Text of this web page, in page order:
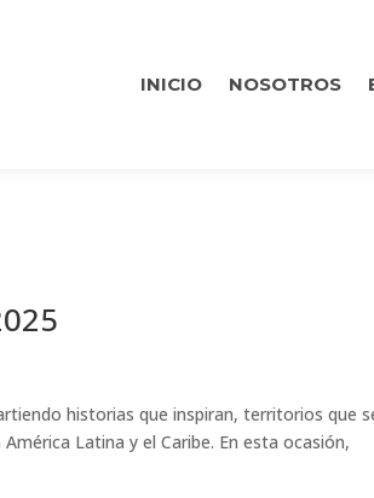
INICIO NOSOTROS
historias que inspiran, territorios que
Latina y el Caribe. En esta ocasión,